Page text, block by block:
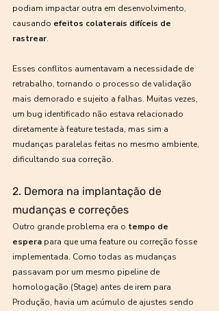
podiam impactar outra em desenvolvimento,
causando efeitos colaterais difíceis de
rastrear.
Esses conflitos aumentavam a necessidade de
retrabalho, tornando o processo de validação
mais demorado e sujeito a falhas. Muitas vezes,
um bug identificado não estava relacionado
diretamente à feature testada, mas sim a
mudanças paralelas feitas no mesmo ambiente,
dificultando sua correção.
2. Demora na implantação de
mudanças e correções
Outro grande problema era o tempo de
espera para que uma feature ou correção fosse
implementada. Como todas as mudanças
passavam por um mesmo pipeline de
homologação (Stage) antes de irem para
Produção, havia um acúmulo de ajustes sendo